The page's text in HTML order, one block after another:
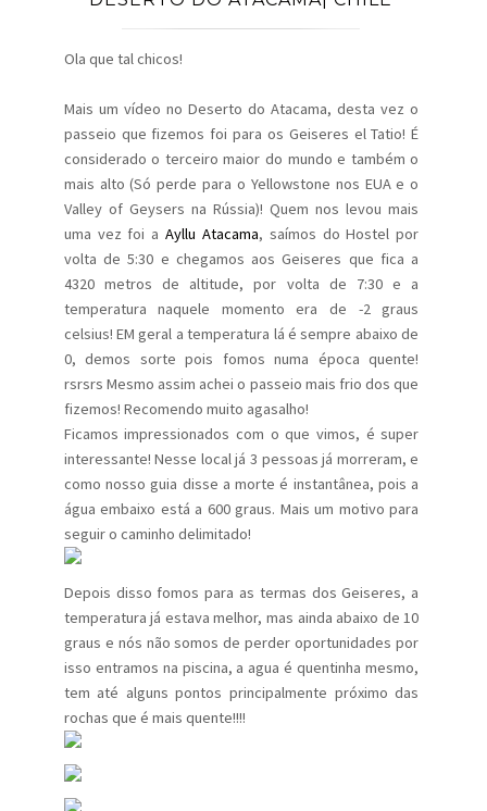
Ola que tal chicos!
Mais um vídeo no Deserto do Atacama, desta vez o
passeio que fizemos foi para os Geiseres el Tatio! É
considerado o terceiro maior do mundo e também o
mais alto (Só perde para o Yellowstone nos EUA e o
Valley of Geysers na Rússia)! Quem nos levou mais
uma vez foi aAyllu Atacama, saímos do Hostel por
volta de 5:30 e chegamos aos Geiseres que fica a
4320 metros de altitude, por volta de 7:30 e a
temperatura naquele momento era de -2 graus
celsius! EM geral a temperatura lá é sempre abaixo de
0, demos sorte pois fomos numa época quente!
rsrsrs Mesmo assim achei o passeio mais frio dos que
fizemos! Recomendo muito agasalho!
Ficamos impressionados com o que vimos, é super
interessante! Nesse local já 3 pessoas já morreram, e
como nosso guia disse a morte é instantânea, pois a
água embaixo está a 600 graus. Mais um motivo para
seguir o caminho delimitado!
Depois disso fomos para as termas dos Geiseres, a
temperatura já estava melhor, mas ainda abaixo de 10
graus e nós não somos de perder oportunidades por
isso entramos na piscina, a agua é quentinha mesmo,
tem até alguns pontos principalmente próximo das
rochas que é mais quente!!!!